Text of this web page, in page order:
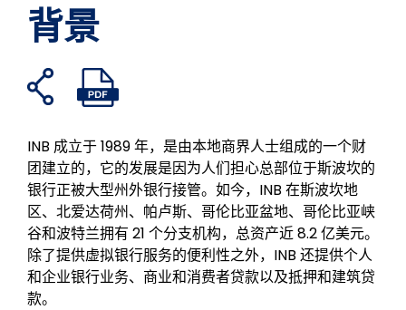
背景
打
开
享
链
接
在
假
上
分
享
Twitter上
分
享
子
邮
件
分
享
开
文
件
INB 成立于 1989 年，是由本地商界人士组成的一个财
团建立的，它的发展是因为人们担心总部位于斯波坎的
银行正被大型州外银行接管。如今，INB 在斯波坎地
区、北爱达荷州、帕卢斯、哥伦比亚盆地、哥伦比亚峡
谷和波特兰拥有 21 个分支机构，总资产近 8.2 亿美元。
除了提供虚拟银行服务的便利性之外，INB 还提供个人
和企业银行业务、商业和消费者贷款以及抵押和建筑贷
款。